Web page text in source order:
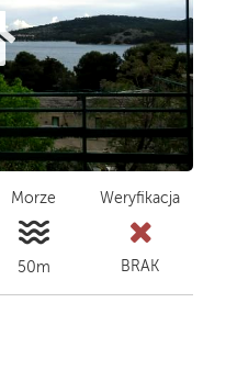
Morze
50m
Weryfikacja
BRAK